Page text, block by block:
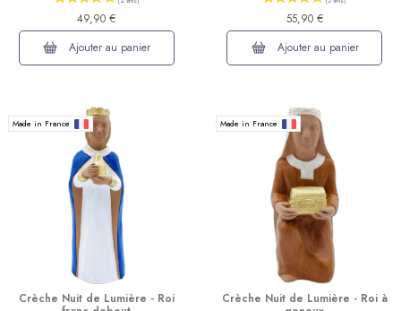
49,90 €
Ajouter au panier
55,90 €
Ajouter au panier
Made in France
Crèche Nuit de Lumière - Roi
Made in France
Crèche Nuit de Lumière - Roi à